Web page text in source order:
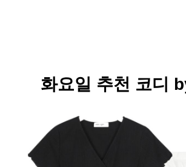
화요일 추천 코디